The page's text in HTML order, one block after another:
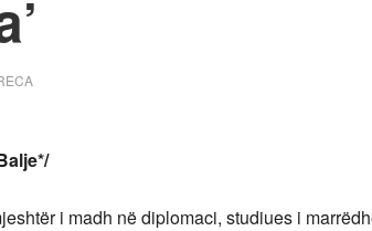
i madh në diplomaci, studiues i